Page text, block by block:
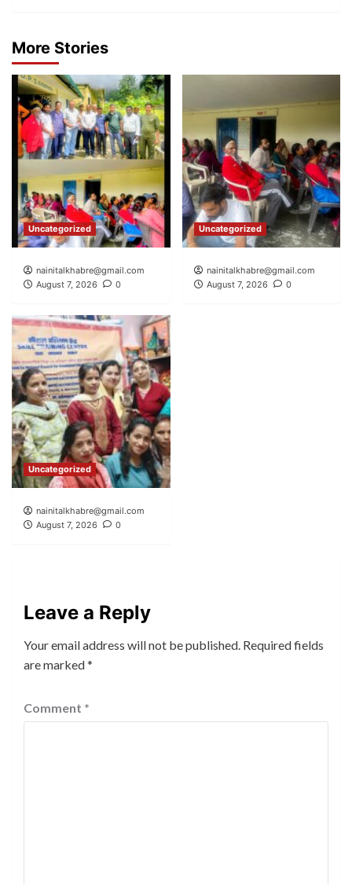
More Stories
Uncategorized
nainitalkhabre@gmail.com
August 7, 2026
0
Uncategorized
nainitalkhabre@gmail.com
August 7, 2026
0
Uncategorized
nainitalkhabre@gmail.com
August 7, 2026
0
Leave a Reply
Your email address will not be published. Required fields
are marked*
Comment *